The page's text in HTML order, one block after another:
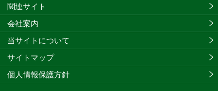
関連サイト
会社案内
当サイトについて
サイトマップ
個人情報保護方針